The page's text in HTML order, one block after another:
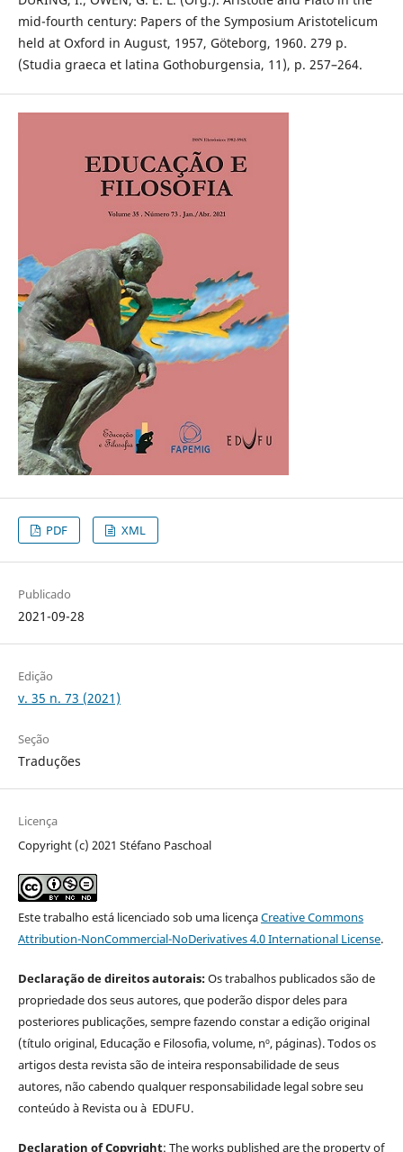
mid-fourth century: Papers of the Symposium Aristotelicum
held at Oxford in August, 1957, Göteborg, 1960. 279 p.
(Studia graeca et latina Gothoburgensia, 11), p. 257–264.
PDF XML
Publicado
2021-09-28
Edição
v. 35 n. 73 (2021)
Seção
Traduções
Licença
Copyright (c) 2021 Stéfano Paschoal
Este trabalho está licenciado sob uma licençaCreative Commons
Attribution-NonCommercial-NoDerivatives 4.0 International License.
Declaração de direitos autorais:Os trabalhos publicados são de
propriedade dos seus autores, que poderão dispor deles para
posteriores publicações, sempre fazendo constar a edição original
(título original, Educação e Filosofia, volume, nº, páginas). Todos os
artigos desta revista são de inteira responsabilidade de seus
autores, não cabendo qualquer responsabilidade legal sobre seu
conteúdo à Revista ou à EDUFU.
Declaration of Copyright: The works published are the property of